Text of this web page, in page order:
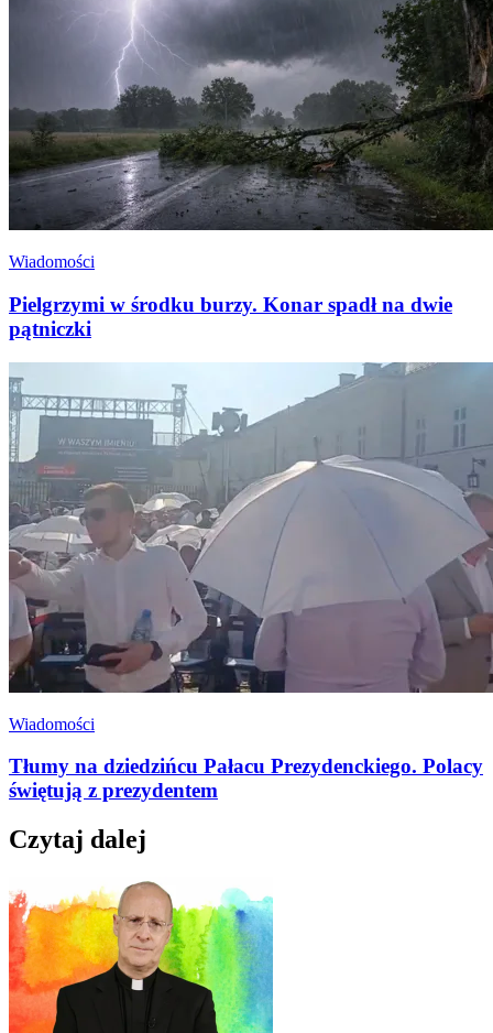
Wiadomości
Pielgrzymi w środku burzy. Konar spadł na dwie
pątniczki
Wiadomości
Tłumy na dziedzińcu Pałacu Prezydenckiego. Polacy
świętują z prezydentem
Czytaj dalej